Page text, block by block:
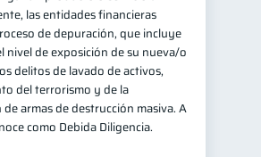
las entidades financieras
de depuración, que incluye
nivel de exposición de su nueva/o
delitos de lavado de activos,
del terrorismo y de la
armas de destrucción masiva. A
como Debida Diligencia.